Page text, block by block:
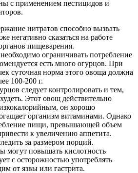
с применением пестицидов и
нитратов способно вызвать
негативно сказаться на работе
пищеварения.
ограничивать потребление
есть много огурцов. При
суточная норма этого овоща должна
100-200 г.
следует контролировать и тем,
Этот овощ действительно
он хорошо
организм витаминами. Однако
пищи, превышающей объем
к увеличению аппетита.
за размером порций.
могут повышать кислотность
с осторожностью употреблять
от язвы или гастрита.